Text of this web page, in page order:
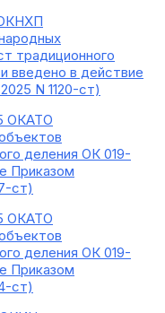
традиционного
введено в действие
N 1120-ст)
ОКАТО
деления ОК 019-
Приказом
ст)
ОКАТО
деления ОК 019-
Приказом
ст)